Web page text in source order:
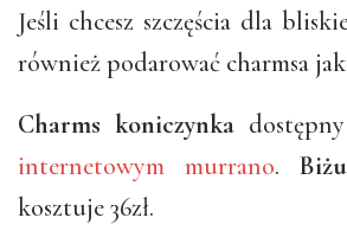
Jeśli chcesz szczęścia dla
również podarować charmsa
Charms koniczynka
internetowym murrano.
kosztuje 36zł.